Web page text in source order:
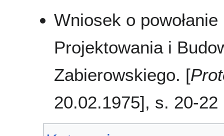
Wniosek o
Projektowania i
Zabierowskiego. [
20.02.1975], s. 20-22